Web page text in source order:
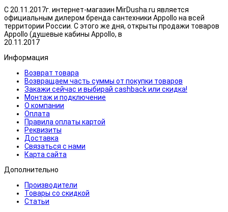
С 20.11.2017г. интернет-магазин MirDusha.ru является
официальным дилером бренда сантехники Appollo на всей
территории России. С этого же дня, открыты продажи товаров
Appollo (душевые кабины Appollo, в
20.11.2017
Информация
Возврат товара
Возвращаем часть суммы от покупки товаров
Закажи сейчас и выбирай cashback или скидка!
Монтаж и подключение
О компании
Оплата
Правила оплаты картой
Реквизиты
Доставка
Связаться с нами
Карта сайта
Дополнительно
Производители
Товары со скидкой
Статьи